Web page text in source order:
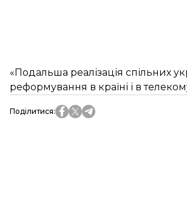
«Подальша реалізація спільних
реформування в країні і в
Поділитися: